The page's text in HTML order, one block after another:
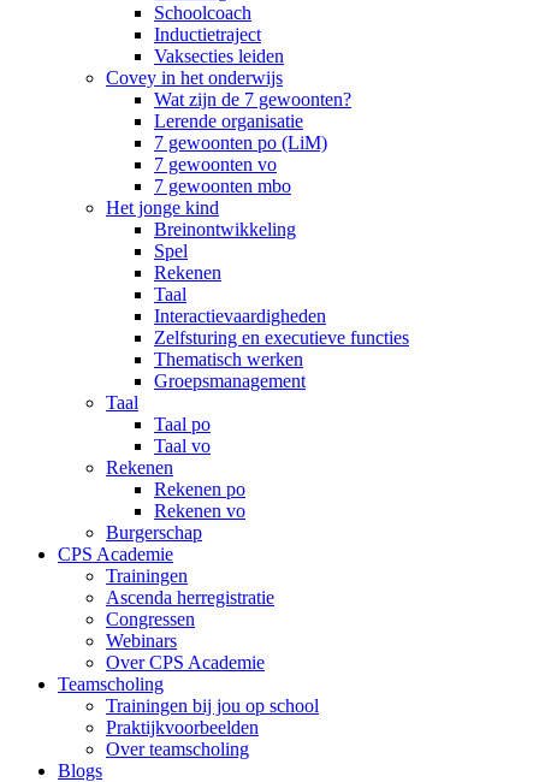
Schoolcoach
Inductietraject
Vaksecties leiden
Covey in het onderwijs
Wat zijn de 7 gewoonten?
Lerende organisatie
7 gewoonten po (LiM)
7 gewoonten vo
7 gewoonten mbo
Het jonge kind
Breinontwikkeling
Spel
Rekenen
Taal
Interactievaardigheden
Zelfsturing en executieve functies
Thematisch werken
Groepsmanagement
Taal
Taal po
Taal vo
Rekenen
Rekenen po
Rekenen vo
Burgerschap
CPS Academie
Trainingen
Ascenda herregistratie
Congressen
Webinars
Over CPS Academie
Teamscholing
Trainingen bij jou op school
Praktijkvoorbeelden
Over teamscholing
Blogs